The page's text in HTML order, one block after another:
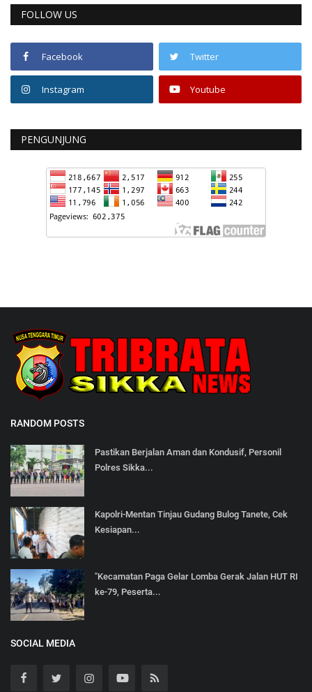
FOLLOW US
Facebook Twitter
Instagram Youtube
PENGUNJUNG
RANDOM POSTS
Pastikan Berjalan Aman dan Kondusif, Personil
Polres Sikka...
Kapolri-Mentan Tinjau Gudang Bulog Tanete, Cek
Kesiapan...
"Kecamatan Paga Gelar Lomba Gerak Jalan HUT RI
ke-79, Peserta...
SOCIAL MEDIA